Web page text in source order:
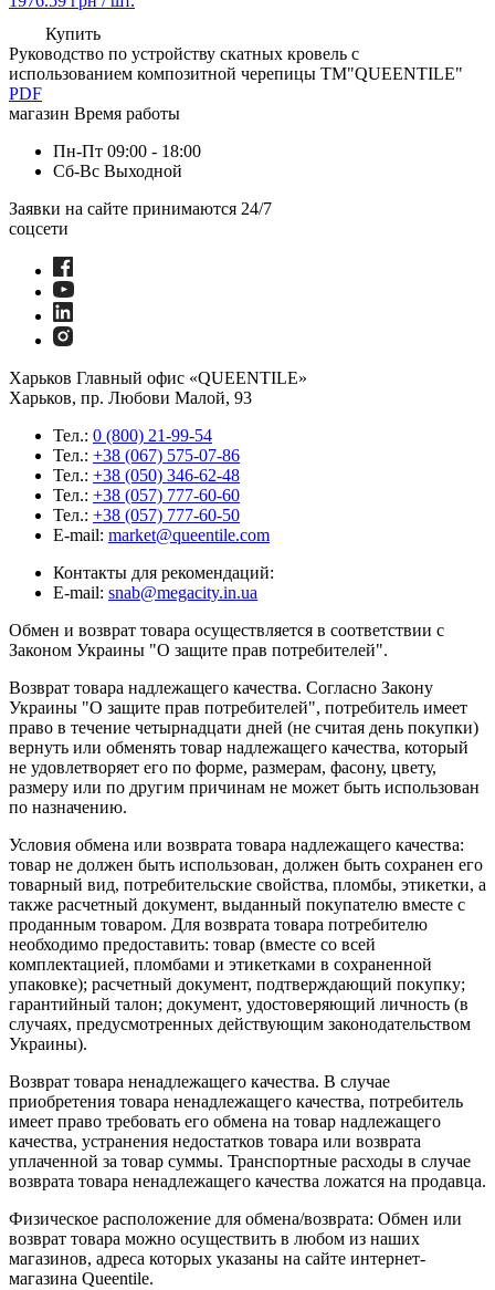
Купить
Руководство по устройству скатных кровель с
использованием композитной черепицы TM"QUEENTILE"
PDF
магазин Время работы
Пн-Пт 09:00 - 18:00
Сб-Вс Выходной
Заявки на сайте принимаются 24/7
соцсети
Хaрьков Главный офис «QUEENTILE»
Харьков, пр. Любови Малой, 93
Тел.: 0 (800) 21-99-54
Тел.: +38 (067) 575-07-86
Тел.: +38 (050) 346-62-48
Тел.: +38 (057) 777-60-60
Тел.: +38 (057) 777-60-50
E-mail: market@queentile.com
Контакты для рекомендаций:
E-mail: snab@megacity.in.ua
Обмен и возврат товара осуществляется в соответствии с
Законом Украины "О защите прав потребителей".
Возврат товара надлежащего качества. Согласно Закону
Украины "О защите прав потребителей", потребитель имеет
право в течение четырнадцати дней (не считая день покупки)
вернуть или обменять товар надлежащего качества, который
не удовлетворяет его по форме, размерам, фасону, цвету,
размеру или по другим причинам не может быть использован
по назначению.
Условия обмена или возврата товара надлежащего качества:
товар не должен быть использован, должен быть сохранен его
товарный вид, потребительские свойства, пломбы, этикетки, а
также расчетный документ, выданный покупателю вместе с
проданным товаром. Для возврата товара потребителю
необходимо предоставить: товар (вместе со всей
комплектацией, пломбами и этикетками в сохраненной
упаковке); расчетный документ, подтверждающий покупку;
гарантийный талон; документ, удостоверяющий личность (в
случаях, предусмотренных действующим законодательством
Украины).
Возврат товара ненадлежащего качества. В случае
приобретения товара ненадлежащего качества, потребитель
имеет право требовать его обмена на товар надлежащего
качества, устранения недостатков товара или возврата
уплаченной за товар суммы. Транспортные расходы в случае
возврата товара ненадлежащего качества ложатся на продавца.
Физическое расположение для обмена/возврата: Обмен или
возврат товара можно осуществить в любом из наших
магазинов, адреса которых указаны на сайте интернет-
магазина Queentile.